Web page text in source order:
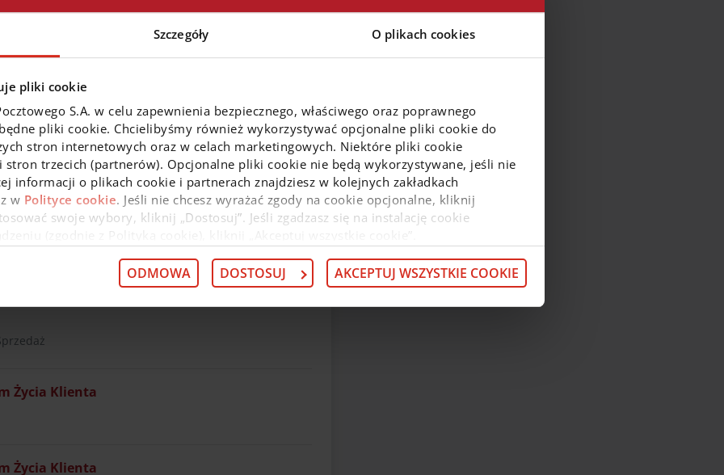
Szczegóły O plikach cookies
pliki cookie
S.A. w celu zapewnienia bezpiecznego, właściwego oraz poprawnego
pliki cookie. Chcielibyśmy również wykorzystywać opcjonalne pliki cookie do
stron internetowych oraz w celach marketingowych. Niektóre pliki cookie
stron trzecich (partnerów). Opcjonalne pliki cookie nie będą wykorzystywane, jeśli nie
informacji o plikach cookie i partnerach znajdziesz w kolejnych zakładkach
w Polityce cookie. Jeśli nie chcesz wyrażać zgody na cookie opcjonalne, kliknij
swoje wybory, kliknij „Dostosuj”. Jeśli zgadzasz się na instalację cookie
przysługujących w związku z tym uprawnieniach, znajdziesz podlinkiem.
ODMOWA DOSTOSUJ AKCEPTUJ WSZYSTKIE COOKIE
Życia Klienta
Życia Klienta